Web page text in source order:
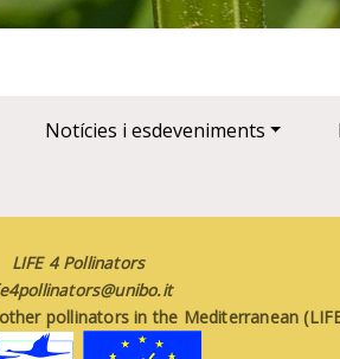
Notícies i esdeveniments
LIFE 4 Pollinators
pollinators in the Mediterranean